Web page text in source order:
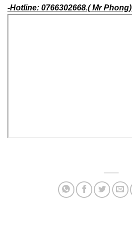
-Hotline: 0766302668.( Mr Phong)